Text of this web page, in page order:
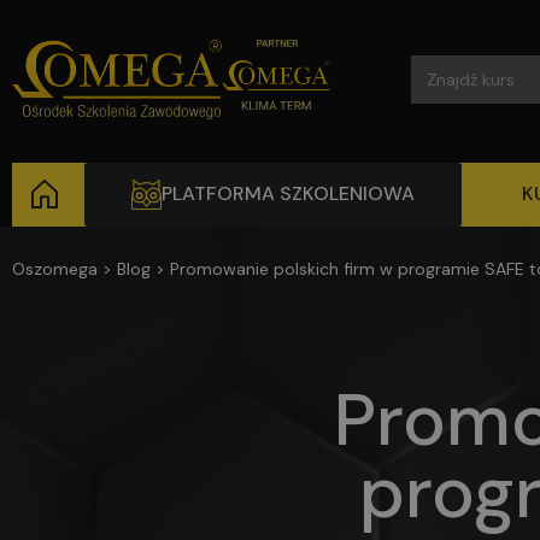
Search
for:
PLATFORMA SZKOLENIOWA
Oszomega > Blog > Promowanie polskich firm w programie